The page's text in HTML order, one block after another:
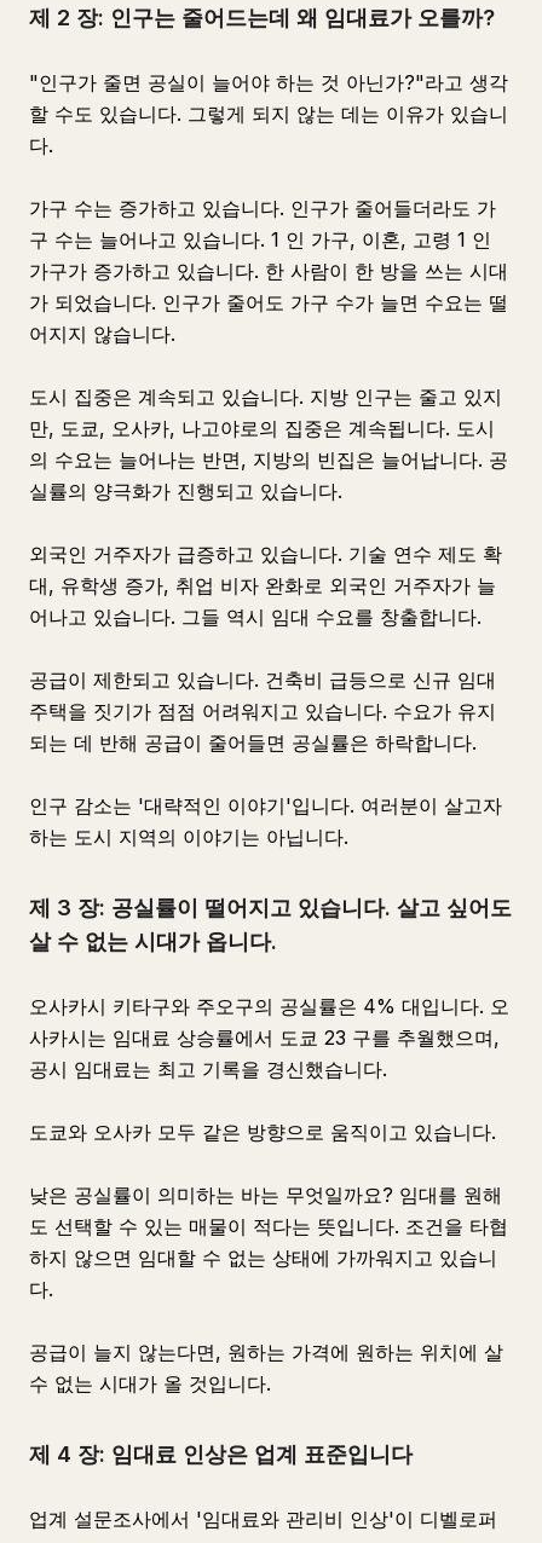
제 2 장: 인구는 줄어드는데 왜 임대료가 오를까?
"인구가 줄면 공실이 늘어야 하는 것 아닌가?"라고 생각
할 수도 있습니다. 그렇게 되지 않는 데는 이유가 있습니
다.
가구 수는 증가하고 있습니다. 인구가 줄어들더라도 가
구 수는 늘어나고 있습니다. 1 인 가구, 이혼, 고령 1 인
가구가 증가하고 있습니다. 한 사람이 한 방을 쓰는 시대
가 되었습니다. 인구가 줄어도 가구 수가 늘면 수요는 떨
어지지 않습니다.
도시 집중은 계속되고 있습니다. 지방 인구는 줄고 있지
만, 도쿄, 오사카, 나고야로의 집중은 계속됩니다. 도시
의 수요는 늘어나는 반면, 지방의 빈집은 늘어납니다. 공
실률의 양극화가 진행되고 있습니다.
외국인 거주자가 급증하고 있습니다. 기술 연수 제도 확
대, 유학생 증가, 취업 비자 완화로 외국인 거주자가 늘
어나고 있습니다. 그들 역시 임대 수요를 창출합니다.
공급이 제한되고 있습니다. 건축비 급등으로 신규 임대
주택을 짓기가 점점 어려워지고 있습니다. 수요가 유지
되는 데 반해 공급이 줄어들면 공실률은 하락합니다.
인구 감소는 '대략적인 이야기'입니다. 여러분이 살고자
하는 도시 지역의 이야기는 아닙니다.
제 3 장: 공실률이 떨어지고 있습니다. 살고 싶어도
살 수 없는 시대가 옵니다.
오사카시 키타구와 주오구의 공실률은 4% 대입니다. 오
사카시는 임대료 상승률에서 도쿄 23 구를 추월했으며,
공시 임대료는 최고 기록을 경신했습니다.
도쿄와 오사카 모두 같은 방향으로 움직이고 있습니다.
낮은 공실률이 의미하는 바는 무엇일까요? 임대를 원해
도 선택할 수 있는 매물이 적다는 뜻입니다. 조건을 타협
하지 않으면 임대할 수 없는 상태에 가까워지고 있습니
다.
공급이 늘지 않는다면, 원하는 가격에 원하는 위치에 살
수 없는 시대가 올 것입니다.
제 4 장: 임대료 인상은 업계 표준입니다
업계 설문조사에서 '임대료와 관리비 인상'이 디벨로퍼